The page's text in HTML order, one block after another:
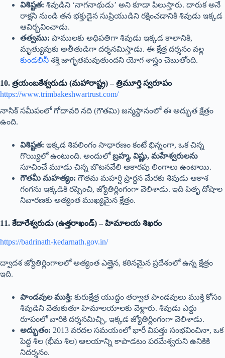
విశిష్టత: శివుడిని ‘నాగనాథుడు’ అని కూడా పిలుస్తారు. దారుక అనే
రాక్షసి నుండి తన భక్తుడైన సుప్రియుడిని రక్షించడానికి శివుడు ఇక్కడ
ఆవిర్భవించాడు.
తత్వము: పాములకు అధిపతిగా శివుడు ఇక్కడ కాలానికి,
మృత్యువుకు అతీతుడిగా దర్శనమిస్తాడు. ఈ క్షేత్ర దర్శనం వల్ల
కుండలినీ శక్తి జాగృతమవుతుందని యోగ శాస్త్రం చెబుతోంది.
10. త్రయంబకేశ్వరుడు (మహారాష్ట్ర) – త్రిమూర్తి స్వరూపం
https://www.trimbakeshwartrust.com/
నాసిక్ సమీపంలో గోదావరి నది (గౌతమి) జన్మస్థానంలో ఈ అద్భుత క్షేత్రం
ఉంది.
విశిష్టత: ఇక్కడ శివలింగం సాధారణం కంటే భిన్నంగా, ఒక చిన్న
గొయ్యిలో ఉంటుంది. అందులోబ్రహ్మ, విష్ణు, మహేశ్వరులను
సూచించే మూడు చిన్న బొటనవేలి ఆకారపు లింగాలు ఉంటాయి.
గౌతమీ మహత్యం: గౌతమ మహర్షి ప్రార్థన మేరకు శివుడు ఆకాశ
గంగను ఇక్కడికి రప్పించి, జ్యోతిర్లింగంగా వెలిశాడు. ఇది పితృ దోషాల
నివారణకు అత్యంత ముఖ్యమైన క్షేత్రం.
11. కేదారేశ్వరుడు (ఉత్తరాఖండ్) – హిమాలయ శిఖరం
https://badrinath-kedarnath.gov.in/
ద్వాదశ జ్యోతిర్లింగాలలో అత్యంత ఎత్తైన, కఠినమైన ప్రదేశంలో ఉన్న క్షేత్రం
ఇది.
పాండవుల ముక్తి: కురుక్షేత్ర యుద్ధం తర్వాత పాండవులు ముక్తి కోసం
శివుడిని వెతుకుతూ హిమాలయాలకు వెళ్లారు. శివుడు ఎద్దు
రూపంలో వారికి దర్శనమిచ్చి, ఇక్కడ జ్యోతిర్లింగంగా వెలిశాడు.
అద్భుతం: 2013 వరదల సమయంలో భారీ విపత్తు సంభవించినా, ఒక
పెద్ద శిల (భీమ శిల) ఆలయాన్ని కాపాడటం పరమేశ్వరుని ఉనికికి
నిదర్శనం.